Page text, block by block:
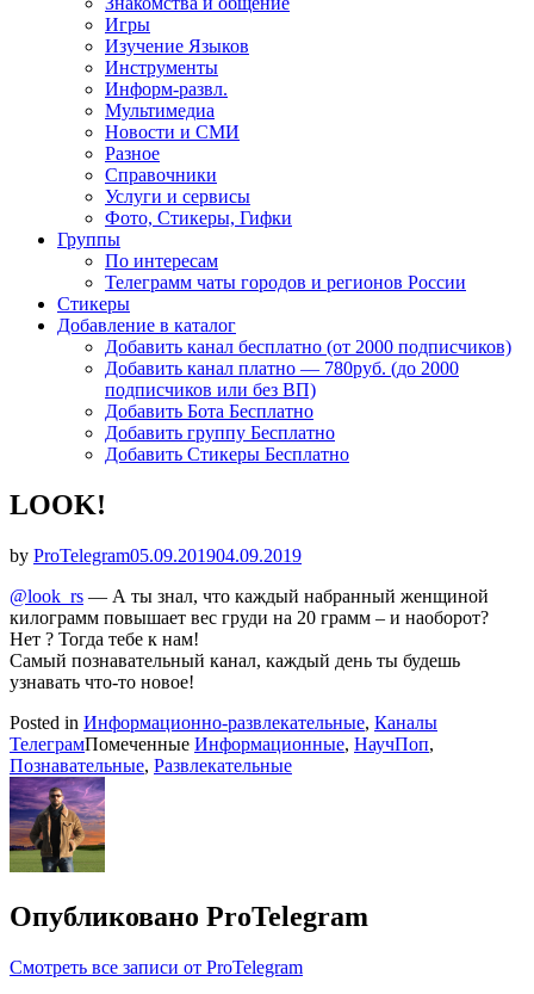
Игры
Изучение Языков
Инструменты
Информ-развл.
Мультимедиа
Новости и СМИ
Разное
Справочники
Услуги и сервисы
Фото, Стикеры, Гифки
Группы
По интересам
Телеграмм чаты городов и регионов России
Стикеры
Добавление в каталог
Добавить канал бесплатно (от 2000 подписчиков)
Добавить канал платно — 780руб. (до 2000
подписчиков или без ВП)
Добавить Бота Бесплатно
Добавить группу Бесплатно
Добавить Стикеры Бесплатно
LOOK!
by ProTelegramОпубликовано
05.09.201904.09.2019
@look_rs — А ты знал, что каждый набранный женщиной
килограмм повышает вес груди на 20 грамм – и наоборот?
Нет ? Тогда тебе к нам!
Самый познавательный канал, каждый день ты будешь
узнавать что-то новое!
Posted in Информационно-развлекательные, Каналы
ТелеграмПомеченные Информационные, НаучПоп,
Познавательные, Развлекательные
Опубликовано ProTelegram
Смотреть все записи от ProTelegram